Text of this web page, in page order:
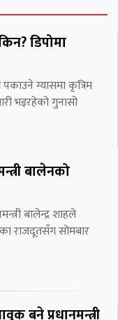
डिपोमा
ग्यासमा कृत्रिम
भइरहेको गुनासो
बालेनको
बालेन्द्र शाहले
राजदूतसँग सोमबार
बने प्रधानमन्त्री